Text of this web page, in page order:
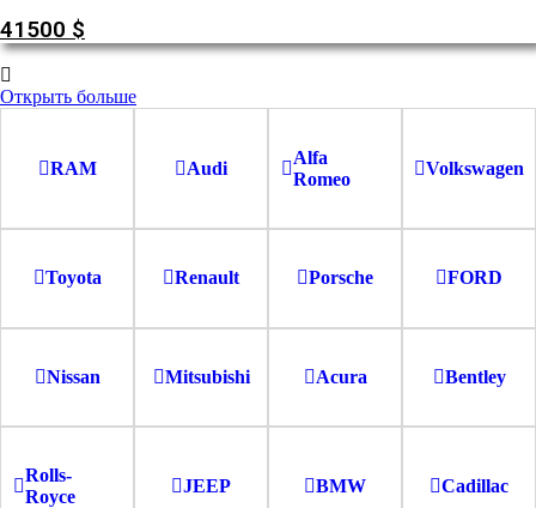
41500 $
Открыть больше
RAM Audi
Alfa
Romeo
Volkswagen
Toyota Renault Porsche FORD
Nissan Mitsubishi Acura Bentley
Rolls-
Royce
JEEP BMW Cadillac